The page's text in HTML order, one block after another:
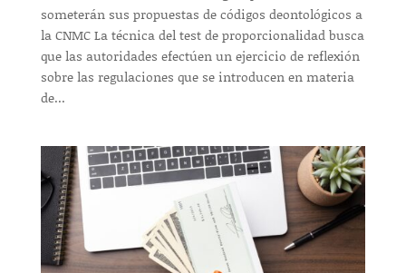
someterán sus propuestas de códigos deontológicos a
la CNMC La técnica del test de proporcionalidad busca
que las autoridades efectúen un ejercicio de reflexión
sobre las regulaciones que se introducen en materia
de...